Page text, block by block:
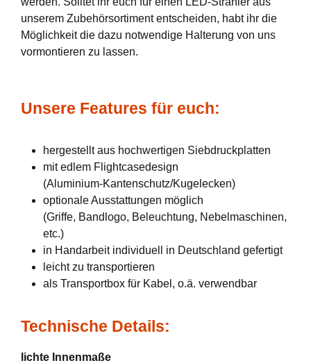
unserem Zubehörsortiment entscheiden, habt ihr die
Möglichkeit die dazu notwendige Halterung von uns
vormontieren zu lassen.
Unsere Features für euch:
hergestellt aus hochwertigen Siebdruckplatten
mit edlem Flightcasedesign
(Aluminium-Kantenschutz/Kugelecken)
optionale Ausstattungen möglich
(Griffe, Bandlogo, Beleuchtung, Nebelmaschinen,
etc.)
in Handarbeit individuell in Deutschland gefertigt
leicht zu transportieren
als Transportbox für Kabel, o.ä. verwendbar
Technische Details:
lichte Innenmaße